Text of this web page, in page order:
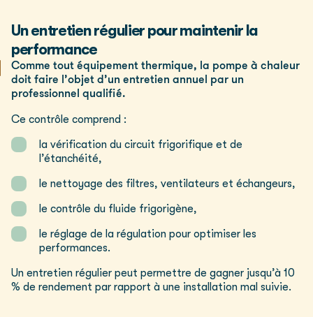
Un entretien régulier pour maintenir la
performance
Comme tout équipement thermique, la pompe à chaleur
doit faire l’objet d’un entretien annuel par un
professionnel qualifié.
Ce contrôle comprend :
la vérification du circuit frigorifique et de
l’étanchéité,
le nettoyage des filtres, ventilateurs et échangeurs,
le contrôle du fluide frigorigène,
le réglage de la régulation pour optimiser les
performances.
Un entretien régulier peut permettre de gagner jusqu’à 10
% de rendement par rapport à une installation mal suivie.